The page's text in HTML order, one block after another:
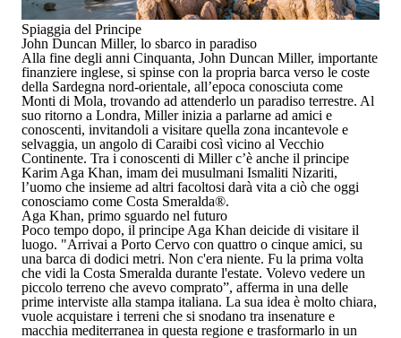
Spiaggia del Principe
John Duncan Miller, lo sbarco in paradiso
Alla fine degli anni Cinquanta, John Duncan Miller, importante
finanziere inglese, si spinse con la propria barca verso le coste
della Sardegna nord-orientale, all’epoca conosciuta come
Monti di Mola, trovando ad attenderlo un paradiso terrestre. Al
suo ritorno a Londra, Miller inizia a parlarne ad amici e
conoscenti, invitandoli a visitare quella zona incantevole e
selvaggia, un angolo di Caraibi così vicino al Vecchio
Continente. Tra i conoscenti di Miller c’è anche il principe
Karim Aga Khan, imam dei musulmani Ismaliti Nizariti,
l’uomo che insieme ad altri facoltosi darà vita a ciò che oggi
conosciamo come Costa Smeralda®.
Aga Khan, primo sguardo nel futuro
Poco tempo dopo, il principe Aga Khan deicide di visitare il
luogo. "Arrivai a Porto Cervo con quattro o cinque amici, su
una barca di dodici metri. Non c'era niente. Fu la prima volta
che vidi la Costa Smeralda durante l'estate. Volevo vedere un
piccolo terreno che avevo comprato”, afferma in una delle
prime interviste alla stampa italiana. La sua idea è molto chiara,
vuole acquistare i terreni che si snodano tra insenature e
macchia mediterranea in questa regione e trasformarlo in un